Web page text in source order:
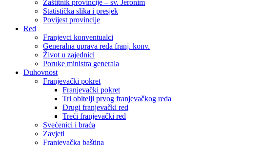
Zaštitnik provincije – sv. Jeronim
Statistička slika i presjek
Povijest provincije
Red
Franjevci konventualci
Generalna uprava reda franj. konv.
Život u zajednici
Poruke ministra generala
Duhovnost
Franjevački pokret
Franjevački pokret
Tri obitelji prvog franjevačkog reda
Drugi franjevački red
Treći franjevački red
Svećenici i braća
Zavjeti
Franjevačka baština